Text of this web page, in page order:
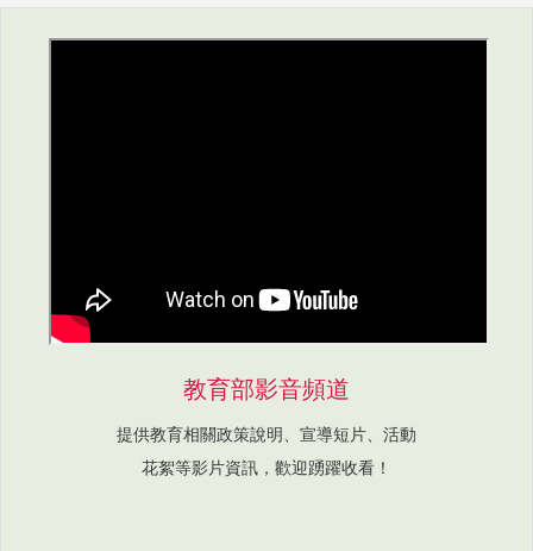
教育部影音頻道
提供教育相關政策說明、宣導短片、活動
花絮等影片資訊，歡迎踴躍收看！